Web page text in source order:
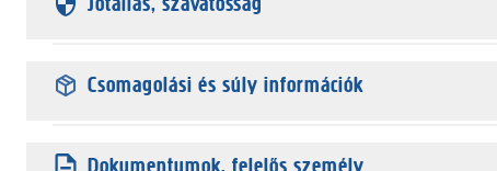
Csomagolási és súly információk